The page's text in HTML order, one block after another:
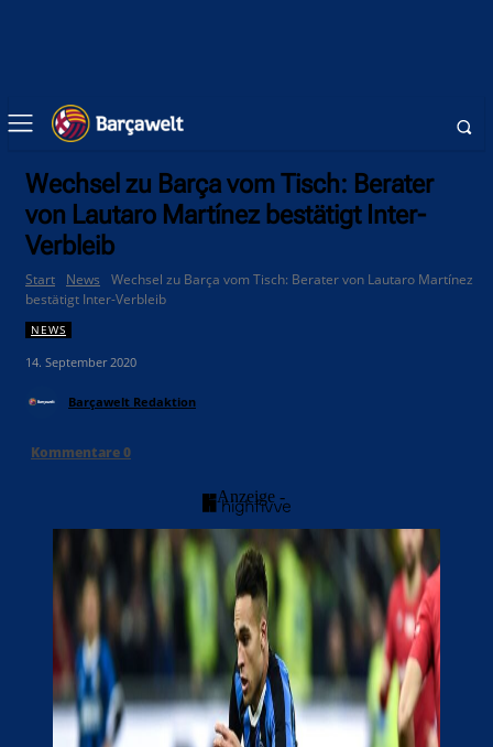
Wechsel zu Barça vom Tisch: Berater
von Lautaro Martínez bestätigt Inter-
Verbleib
Start News
Wechsel zu Barça vom Tisch: Berater von Lautaro Martínez
bestätigt Inter-Verbleib
NEWS
14. September 2020
Barçawelt Redaktion
Kommentare0
- Anzeige -